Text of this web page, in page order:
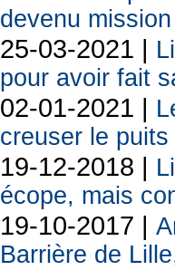
devenu
25-03-2021 |
pour avoir fait
02-01-2021 |
creuser le
19-12-2018 |
écope, mais
19-10-2017 |
Barrière de